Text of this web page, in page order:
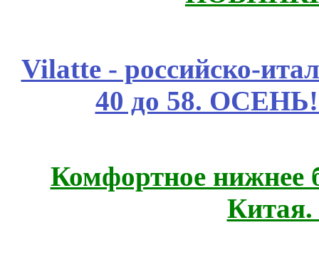
Vilatte - российско-
40 до 58.
Комфортное нижнее